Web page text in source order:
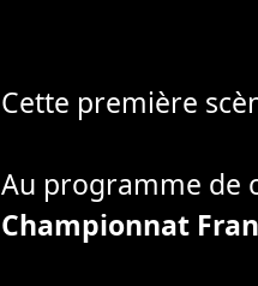
Cette première
Au programme de
Championnat